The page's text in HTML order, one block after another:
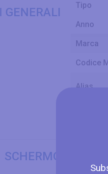
Tipo
Anno
Marca
Codice
Alias
SCHERMO
Classe